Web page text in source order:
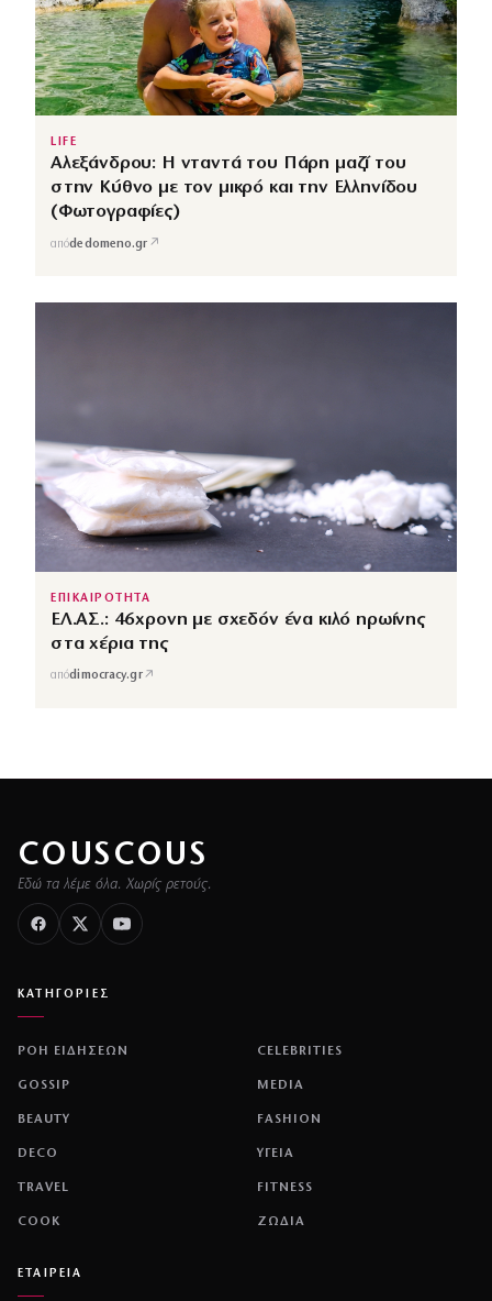
LIFE
Αλεξάνδρου: Η νταντά του Πάρη μαζί του
στην Κύθνο με τον μικρό και την Ελληνίδου
(Φωτογραφίες)
απόdedomeno.gr ↗
ΕΠΙΚΑΙΡΟΤΗΤΑ
ΕΛ.ΑΣ.: 46χρονη με σχεδόν ένα κιλό ηρωίνης
στα χέρια της
απόdimocracy.gr↗
COUSCOUS
Εδώ τα λέμε όλα. Χωρίς ρετούς.
ΚΑΤΗΓΟΡΙΕΣ
ΡΟΗ ΕΙΔΗΣΕΩΝ CELEBRITIES
GOSSIP MEDIA
BEAUTY FASHION
DECO ΥΓΕΙΑ
TRAVEL FITNESS
COOK ΖΩΔΙΑ
ΕΤΑΙΡΕΙΑ